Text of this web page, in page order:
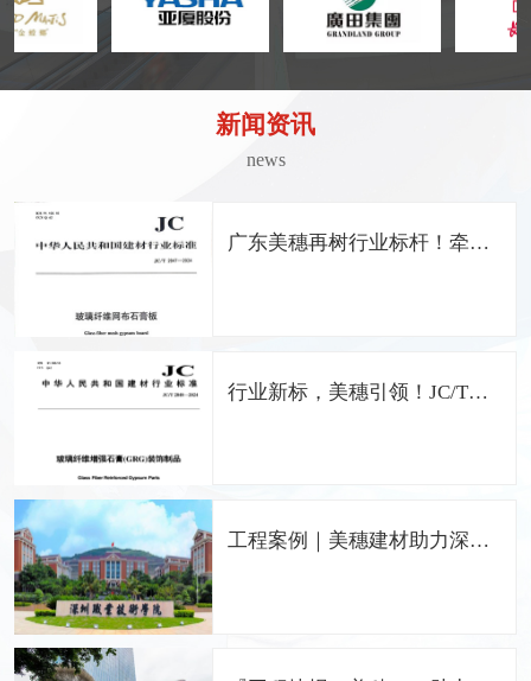
新闻资讯
news
广东美穗再树行业标杆！牵头
行业新标，美穗引领！JC/T
工程案例｜美穗建材助力深圳